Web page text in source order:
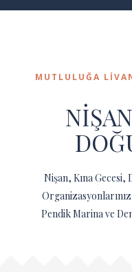
MUTLULUĞA
Nişan, Kına Gecesi,
Pendik Marina ve